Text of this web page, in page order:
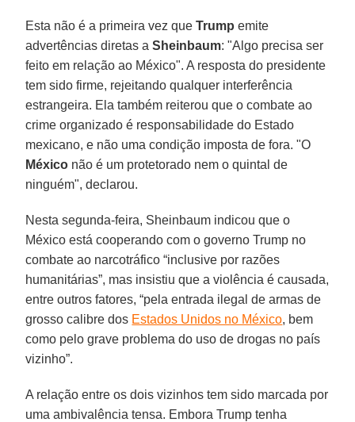
Esta não é a primeira vez queTrump emite
advertências diretas aSheinbaum: "Algo precisa ser
feito em relação ao México". A resposta do presidente
tem sido firme, rejeitando qualquer interferência
estrangeira. Ela também reiterou que o combate ao
crime organizado é responsabilidade do Estado
mexicano, e não uma condição imposta de fora. "O
México não é um protetorado nem o quintal de
ninguém", declarou.
Nesta segunda-feira, Sheinbaum indicou que o
México está cooperando com o governo Trump no
combate ao narcotráfico “inclusive por razões
humanitárias”, mas insistiu que a violência é causada,
entre outros fatores, “pela entrada ilegal de armas de
grosso calibre dos Estados Unidos no México, bem
como pelo grave problema do uso de drogas no país
vizinho”.
A relação entre os dois vizinhos tem sido marcada por
uma ambivalência tensa. Embora Trump tenha